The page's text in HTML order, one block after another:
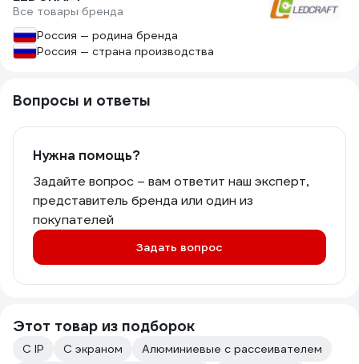
Все товары бренда
Россия — родина бренда
Россия — страна производства
Вопросы и ответы
Нужна помощь?
Задайте вопрос – вам ответит наш эксперт,
представитель бренда или один из
покупателей
Задать вопрос
Этот товар из подборок
С IP С экраном
Алюминиевые с рассеивателем